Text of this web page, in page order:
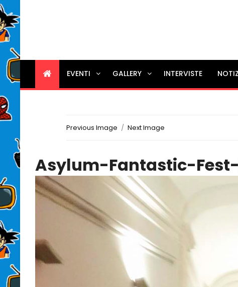
EVENTI GALLERY INTERVISTE
Previous Image Next Image
Asylum-Fantastic-